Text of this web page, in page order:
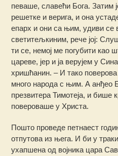
певаше, славећи Бога. Затим
решетке и верига, и она
епарх и они са њим, удиви се
светитељкиним, рече јој:
ти се, немој ме погубити као
цареве, јер и ја верујем у
хришћанин. – И тако
много народа с њим. А анђео
презвитера Тимотеја, и бише
повероваше у Христа.
Пошто проведе петнаест
отпутова из њега. И би у
ухапшена од војника цара